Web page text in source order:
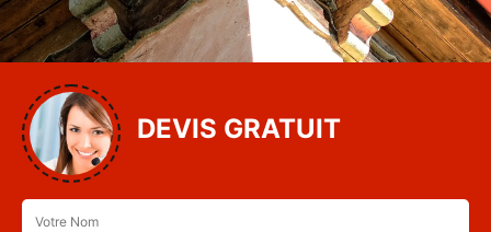
DEVIS GRATUIT